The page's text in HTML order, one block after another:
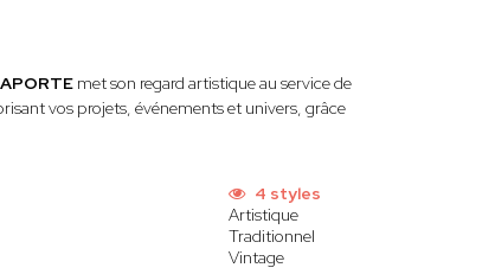
met son regard artistique au service de
vos projets, événements et univers, grâce
4 styles
Artistique
Traditionnel
Vintage